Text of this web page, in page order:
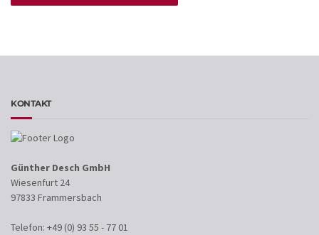
KONTAKT
Günther Desch GmbH
Wiesenfurt 24
97833 Frammersbach
Telefon: +49 (0) 93 55 - 77 01